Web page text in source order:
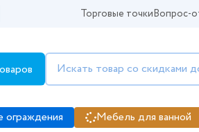
Торговые точкиВопрос-
Мебель для ванной